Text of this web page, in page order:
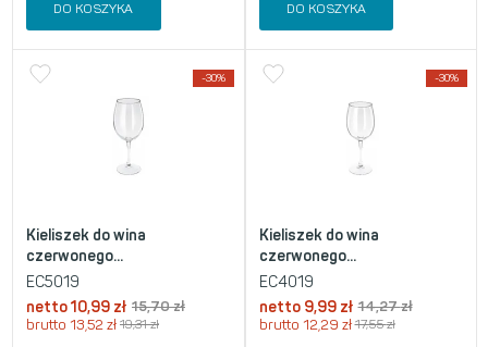
DO KOSZYKA DO KOSZYKA
-30%
Kieliszek do wina
czerwonego...
EC5019
netto10,99 zł 15,70zł
brutto 13,52 zł 19,31zł
-30%
Kieliszek do wina
czerwonego...
EC4019
netto 9,99 zł 14,27zł
brutto 12,29 zł 17,55zł